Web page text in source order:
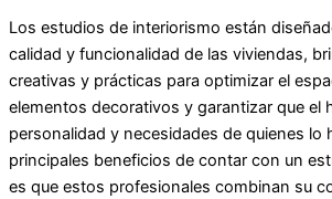
Los estudios de interiorismo están
calidad y funcionalidad de las viviendas,
creativas y prácticas para optimizar el
elementos decorativos y garantizar que el
personalidad y necesidades de quienes lo
principales beneficios de contar con un
es que estos profesionales combinan su